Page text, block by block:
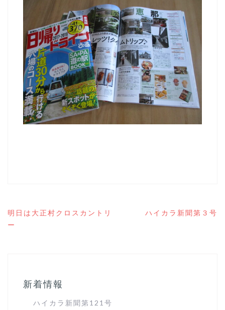
投
明日は大正村クロスカントリ
ー
ハイカラ新聞第３号
新着情報
ハイカラ新聞第121号